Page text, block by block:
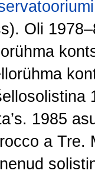
Oli
1985
a